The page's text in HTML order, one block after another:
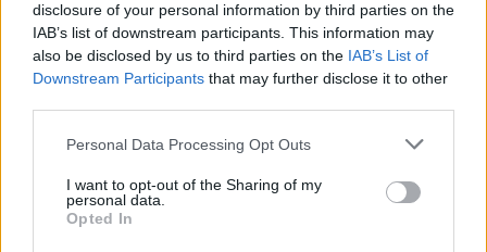
disclosure of your personal information by third parties on the
IAB’s list of downstream participants. This information may
also be disclosed by us to third parties on the IAB’s List of
Downstream Participants that may further disclose it to other
Personal Data Processing Opt Outs
I want to opt-out of the Sharing of my
personal data.
Opted In
Famalicão: Ruivanense prepara reforço do
clube para regresso à atividade
Famalicão: Julinho já não é treinador do
Ruivanense
Famalicão: Ruivanense recebe certificação
Bandeira da Ética